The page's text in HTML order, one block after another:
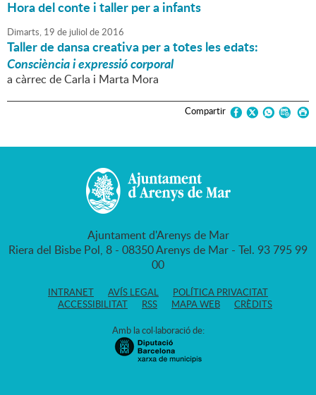
Hora del conte i taller per a infants
Dimarts, 19 de juliol de2016
Taller de dansa creativa per a totes les edats:
Consciència i expressió corporal
a càrrec de Carla i Marta Mora
Compartir
Ajuntament d'Arenys de Mar
Riera del Bisbe Pol, 8 - 08350 Arenys de Mar - Tel. 93 795 99
00
INTRANET AVÍS LEGAL
POLÍTICA PRIVACITAT
ACCESSIBILITAT
RSS MAPA WEB CRÈDITS
Amb la col·laboració de: